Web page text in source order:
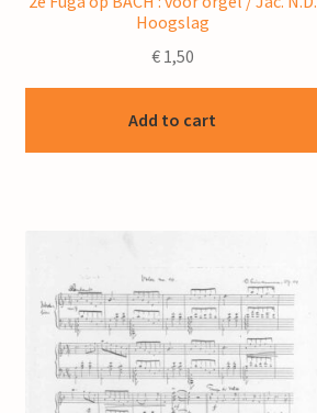
Hoogslag
€1,50
Add to cart